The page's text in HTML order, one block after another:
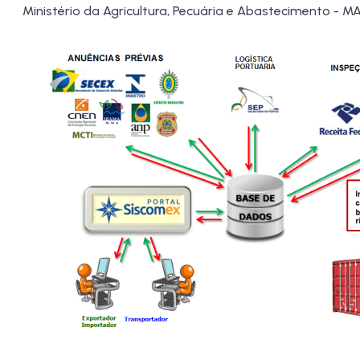
Ministério da Agricultura, Pecuária e Abastecimento -